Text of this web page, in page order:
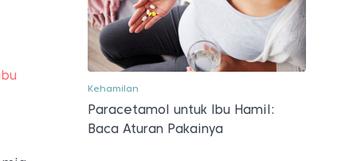
Kehamilan
Paracetamol untuk Ibu Hamil:
Baca Aturan Pakainya